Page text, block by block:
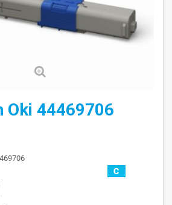
Oki 44469706